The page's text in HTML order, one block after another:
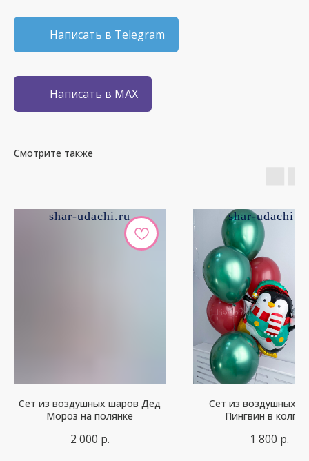
Написать в Telegram
Написать в MAX
Смотрите также
shar-udachi.ru
Сет из воздушных шаров Дед
Мороз на полянке
2 000 р.
shar-udachi.ru
Сет из воздушных
Пингвин в
1 800 р.